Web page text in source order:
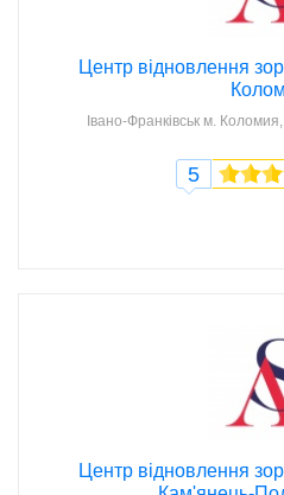
Центр відновлення
Івано-Франківськ м.
5
Центр відновлення